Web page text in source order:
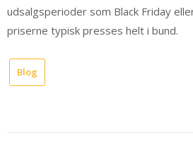
udsalgsperioder som Black Friday
priserne typisk presses helt i bund.
Blog